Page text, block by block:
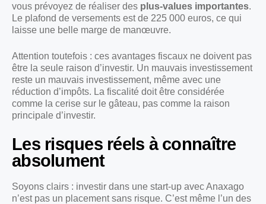
vous prévoyez de réaliser des plus-values importantes.
Le plafond de versements est de 225 000 euros, ce qui
laisse une belle marge de manœuvre.
Attention toutefois : ces avantages fiscaux ne doivent pas
être la seule raison d’investir. Un mauvais investissement
reste un mauvais investissement, même avec une
réduction d’impôts. La fiscalité doit être considérée
comme la cerise sur le gâteau, pas comme la raison
principale d’investir.
Les risques réels à connaître
absolument
Soyons clairs : investir dans une start-up avec Anaxago
n’est pas un placement sans risque. C’est même l’un des